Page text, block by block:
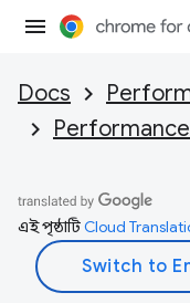
Docs
এই পৃষ্ঠাটিCloud